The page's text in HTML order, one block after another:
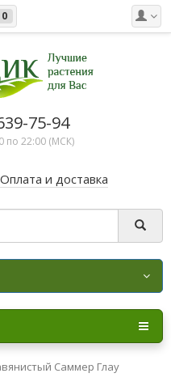
0
75-94
по 22:00 (МСК)
Оплата и доставка
Саммер Глау